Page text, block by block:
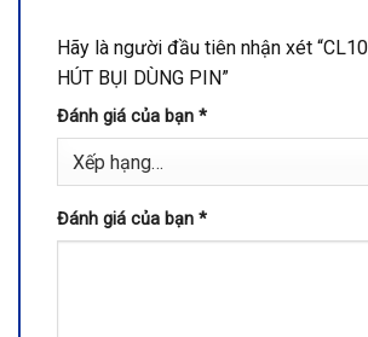
Hãy là người đầu tiên nhận xét
HÚT BỤI DÙNG PIN”
Đánh giá của bạn *
Đánh giá của bạn *